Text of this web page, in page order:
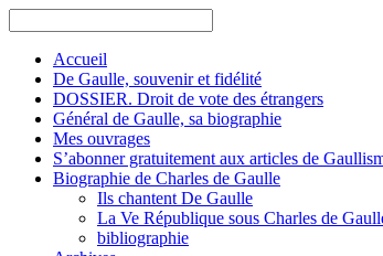
Accueil
De Gaulle, souvenir et fidélité
DOSSIER. Droit de vote des étrangers
Général de Gaulle, sa biographie
Mes ouvrages
S’abonner gratuitement aux articles de
Biographie de Charles de Gaulle
Ils chantent De Gaulle
La Ve République sous Charles de
bibliographie